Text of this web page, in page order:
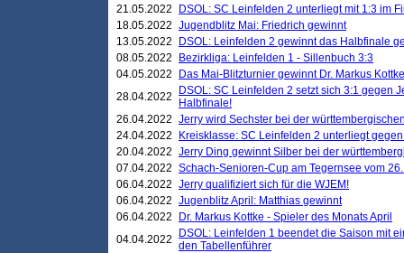
21.05.2022
DSOL: SC Leinfelden 2 unterliegt mit 1:3 im
18.05.2022 Jugendblitz Mai: Friedrich gewinnt
13.05.2022
DSOL: Leinfelden 2 gewinnt das Halbfinale
08.05.2022
Bezirkliga: Leinfelden 1 - Sillenbuch 3:3
04.05.2022
Das Mai-Blitzturnier gewinnt Dr. Markus
28.04.2022
DSOL: SC Leinfelden 2 setzt sich 3:1 gegen
Halbfinale!
26.04.2022 Jerry wird Sechster bei der
24.04.2022
Kreisklasse: SC Leinfelden 2 unterliegt
20.04.2022 Jerry Ding gewinnt Silber bei der
07.04.2022 Schach-Senioren-Cup am Tegernsee vom
06.04.2022 Jerry qualifiziert sich für die WJEM!
06.04.2022 Jugenblitz April: Matthias gewinnt
06.04.2022
Dr. Markus Kottke - Spieler des Monats April
04.04.2022
DSOL: Leinfelden 1 beendet die Saison mit
den Tabellenführer